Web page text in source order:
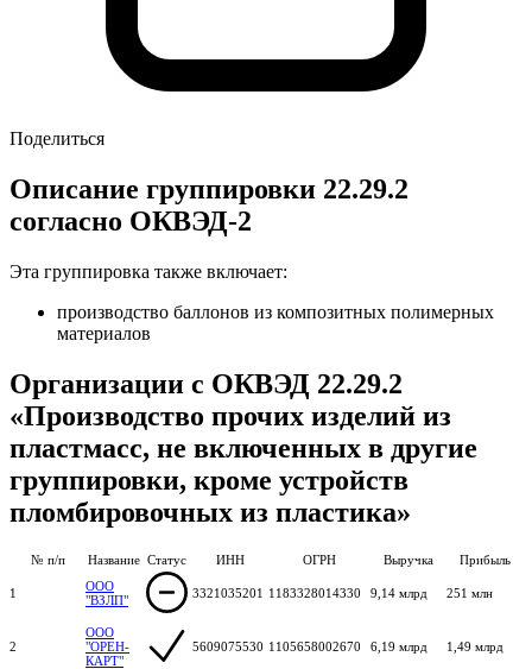
Поделиться
Описание группировки 22.29.2
согласно ОКВЭД-2
Эта группировка также включает:
производство баллонов из композитных полимерных
материалов
Организации с ОКВЭД 22.29.2
«Производство прочих изделий из
пластмасс, не включенных в другие
группировки, кроме устройств
пломбировочных из пластика»
№ п/п Название Статус ИНН ОГРН Выручка Прибыль
1
ООО
"ВЗЛП"
3321035201 1183328014330 9,14 млрд 251 млн
2
ООО
"ОРЕН-
КАРТ"
5609075530 1105658002670 6,19 млрд 1,49 млрд